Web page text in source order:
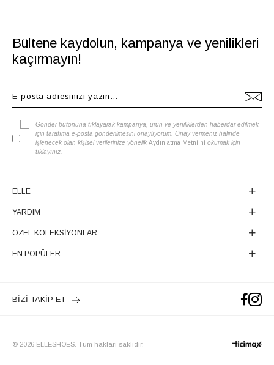
Bültene kaydolun, kampanya ve yenilikleri
kaçırmayın!
Gönder butonuna tıklayarak kampanya, ürün ve yeniliklerden haberdar edilmek
için tarafıma e-posta gönderilmesini onaylıyorum. Onay vermeniz halinde
işlenecek olan kişisel verilerinize yönelik Aydınlatma Metni'ni okumak için
tıklayınız
ELLE
YARDIM
ÖZEL KOLEKSİYONLAR
EN POPÜLER
BİZİ TAKİP ET
© 2026 ELLESHOES. Tüm hakları saklıdır.